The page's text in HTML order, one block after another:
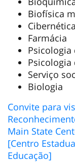
Biofísica
Farmácia
Psicologia
Serviço
Biologia
Convite para
Main State
[Centro
Educação]